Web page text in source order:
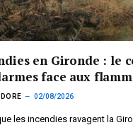
en Gironde : le
face aux
02/08/2026
les incendies ravagent la